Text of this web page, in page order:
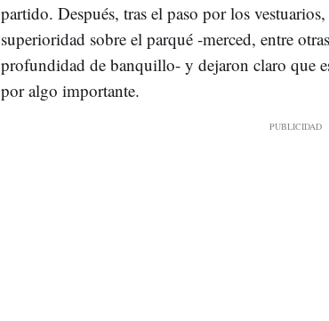
partido. Después, tras el paso por los
superioridad sobre el parqué -merced, entre
profundidad de banquillo- y dejaron claro que
por algo importante.